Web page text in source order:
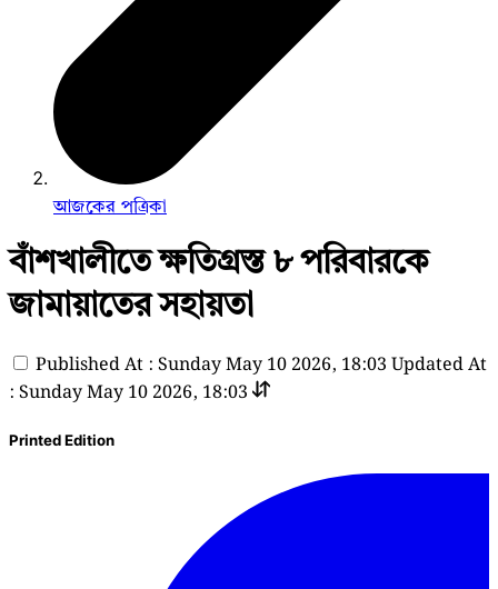
আজকের পত্রিকা
বাঁশখালীতে ক্ষতিগ্রস্ত ৮ পরিবারকে
জামায়াতের সহায়তা
Published At : Sunday May 10 2026, 18:03 Updated At
: Sunday May 10 2026, 18:03
Printed Edition